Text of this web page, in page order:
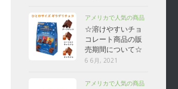
アメリカで人気の商品
☆溶けやすいチョ
コレート商品の販
売期間について☆
6 6月, 2021
アメリカで人気の商品